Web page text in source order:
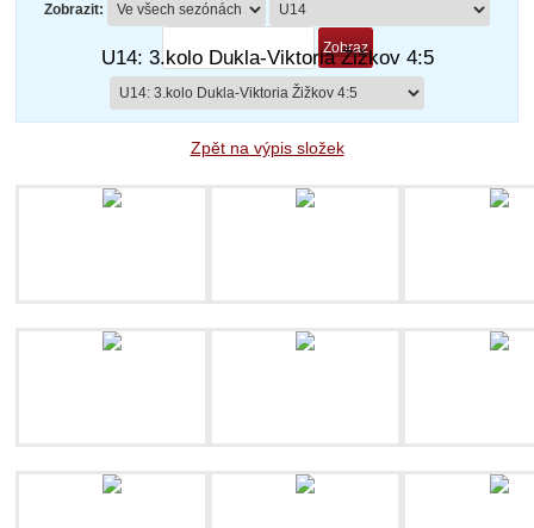
Zobrazit:
U14: 3.kolo Dukla-Viktoria Žižkov 4:5
Zpět na výpis složek